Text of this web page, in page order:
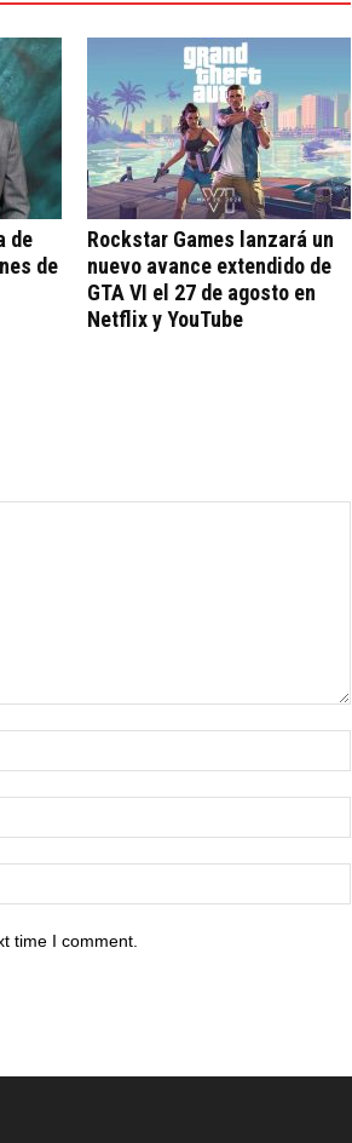
de
de
Rockstar Games lanzará un
nuevo avance extendido de
GTA VI el 27 de agosto en
Netflix y YouTube
time I comment.